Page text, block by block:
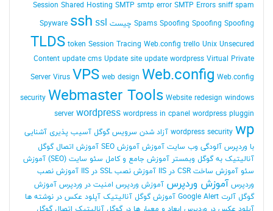
Session Shared Hosting SMTP smtp error SMTP Errors sniff spam
Spams Spoofing Spoofing Spoofing چیست Spyware ssh ssl
TLDS token Session Tracing Web.config trello Unix Unsecured
Content update cms Update site update wordpress Virtual Private
Server Virus VPS web design Web.config Web.config
security Webmaster Tools Website redesign windows
server wordpress wordpress in cpanel wordpress pluggin
wordpress security wp آزاد شدن سرویس گوگل آسیب پذیری آشنایی
با وردپرس آلودگی وب سایت آموزش آموزش SEO
آموزش اتصال گوگل
آنالیتیک به گوگل وبمستر آموزش جامع و کامل سئو سایت (SEO)
آموزش
سئو آموزش ساخت CSR در IIS آموزش نصب SSL در IIS
آموزش نصب
وردپرس آموزش وردپرس آموزش وردپرس امنیت در وردپرس آموزش
گوگل آلرت Google Alert
آموزش گوگل آنالیتیک آپلود عکس در نوشته ها